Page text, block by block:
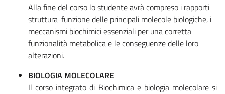
Alla fine del corso lo studente avrà compreso i rapporti
struttura-funzione delle principali molecole biologiche, i
meccanismi biochimici essenziali per una corretta
funzionalità metabolica e le conseguenze delle loro
alterazioni.
BIOLOGIA MOLECOLARE
Il corso integrato di Biochimica e biologia molecolare si